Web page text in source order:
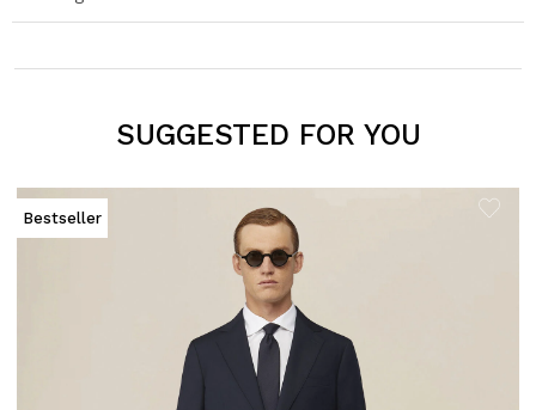
SUGGESTED FOR YOU
Bestseller